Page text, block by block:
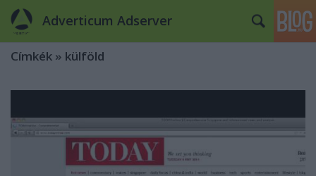
Adverticum Adserver
Címkék » külföld